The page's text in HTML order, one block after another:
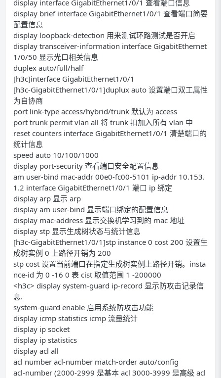
display interface GigabitEthernet1/0/1 查看端口信息
display brief interface GigabitEthernet1/0/1 查看端口简要
配置信息
display loopback-detection 用来测试环路测试是否开启
display transceiver-information interface GigabitEthernet
1/0/50 显示光口相关信息
duplex auto/full/half
[h3c]interface GigabitEthernet1/0/1
[h3c-GigabitEthernet1/0/1]duplux auto 设置端口双工属性
为自协商
port link-type access/hybrid/trunk 默认为 access
port trunk permit vlan all 将 trunk 扣加入所有 vlan 中
reset counters interface GigabitEthernet1/0/1 清楚端口的
统计信息
speed auto 10/100/1000
display port-security 查看端口安全配置信息
am user-bind mac-addr 00e0-fc00-5101 ip-addr 10.153.
1.2 interface GigabitEthernet1/0/1 端口 ip 绑定
display arp 显示 arp
display am user-bind 显示端口绑定的配置信息
display mac-address 显示交换机学习到的 mac 地址
display stp 显示生成树状态与统计信息
[h3c-GigabitEthernet1/0/1]stp instance 0 cost 200 设置生
成树实例 0 上路径开销为 200
stp cost 设置当前端口在指定生成树实例上路径开销。insta
nce-id 为 0 -16 0 表 cist 取值范围 1 -200000
<h3c> display system-guard ip-record 显示防攻击记录信
息.
system-guard enable 启用系统防攻击功能
display icmp statistics icmp 流量统计
display ip socket
display ip statistics
display acl all
acl number acl-number match-order auto/config
acl-number (2000-2999 是基本 acl 3000-3999 是高级 acl